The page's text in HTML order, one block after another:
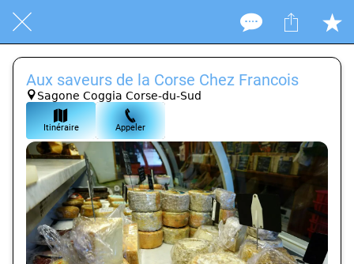
Aux saveurs de la Corse Chez Francois
Sagone Coggia Corse-du-Sud
Itinéraire Appeler